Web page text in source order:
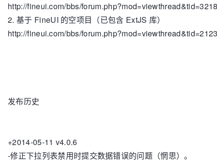
http://fineui.com/bbs/
2. 基于 FineUI 的空项目（已包含 ExtJS 库）
http://fineui.com/bbs/
发布历史
+2014-05-11 v4.0.6
-修正下拉列表禁用时提交数据错误的问题（惘思）。